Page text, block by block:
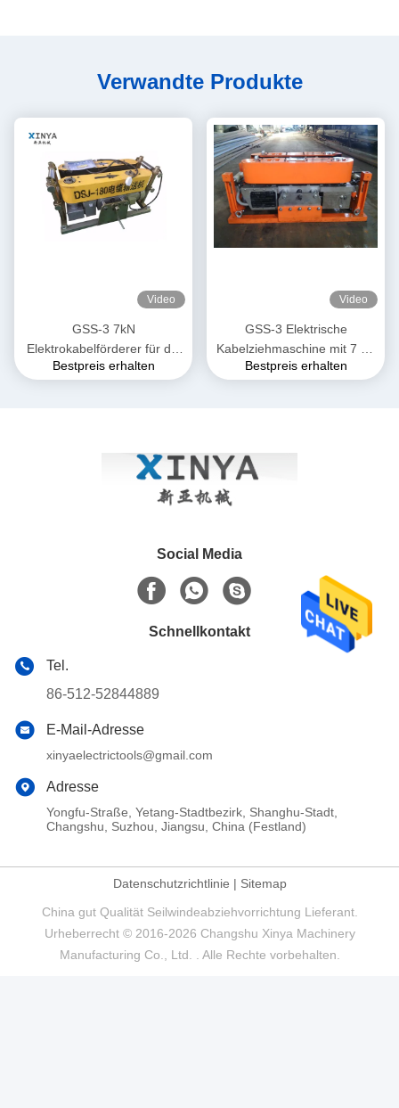
Verwandte Produkte
Video
GSS-3 7kN
Elektrokabelförderer für die
unterirdische
Bestpreis erhalten
Video
GSS-3 Elektrische
Kabelziehmaschine mit 7 kN
Zugkraft, CE-zertifiziert &
Bestpreis erhalten
Social Media
Schnellkontakt
Tel.
86-512-52844889
E-Mail-Adresse
xinyaelectrictools@gmail.com
Adresse
Yongfu-Straße, Yetang-Stadtbezirk, Shanghu-Stadt,
Changshu, Suzhou, Jiangsu, China (Festland)
Datenschutzrichtlinie | Sitemap
China gut Qualität Seilwindeabziehvorrichtung Lieferant.
Urheberrecht © 2016-2026 Changshu Xinya Machinery
Manufacturing Co., Ltd. . Alle Rechte vorbehalten.